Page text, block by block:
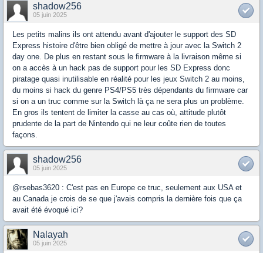
shadow256
05 juin 2025
Les petits malins ils ont attendu avant d'ajouter le support des SD
Express histoire d'être bien obligé de mettre à jour avec la Switch 2
day one. De plus en restant sous le firmware à la livraison même si
on a accès à un hack pas de support pour les SD Express donc
piratage quasi inutilisable en réalité pour les jeux Switch 2 au moins,
du moins si hack du genre PS4/PS5 très dépendants du firmware car
si on a un truc comme sur la Switch là ça ne sera plus un problème.
En gros ils tentent de limiter la casse au cas où, attitude plutôt
prudente de la part de Nintendo qui ne leur coûte rien de toutes
façons.
shadow256
05 juin 2025
@rsebas3620 : C'est pas en Europe ce truc, seulement aux USA et
au Canada je crois de se que j'avais compris la dernière fois que ça
avait été évoqué ici?
Nalayah
05 juin 2025